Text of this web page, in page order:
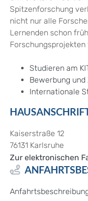
Spitzenforschung
nicht nur alle
Lernenden schon
Forschungsprojekten
Studieren am
Bewerbung und
Internationale
Kaiserstraße 12
76131 Karlsruhe
Zur elektronischen